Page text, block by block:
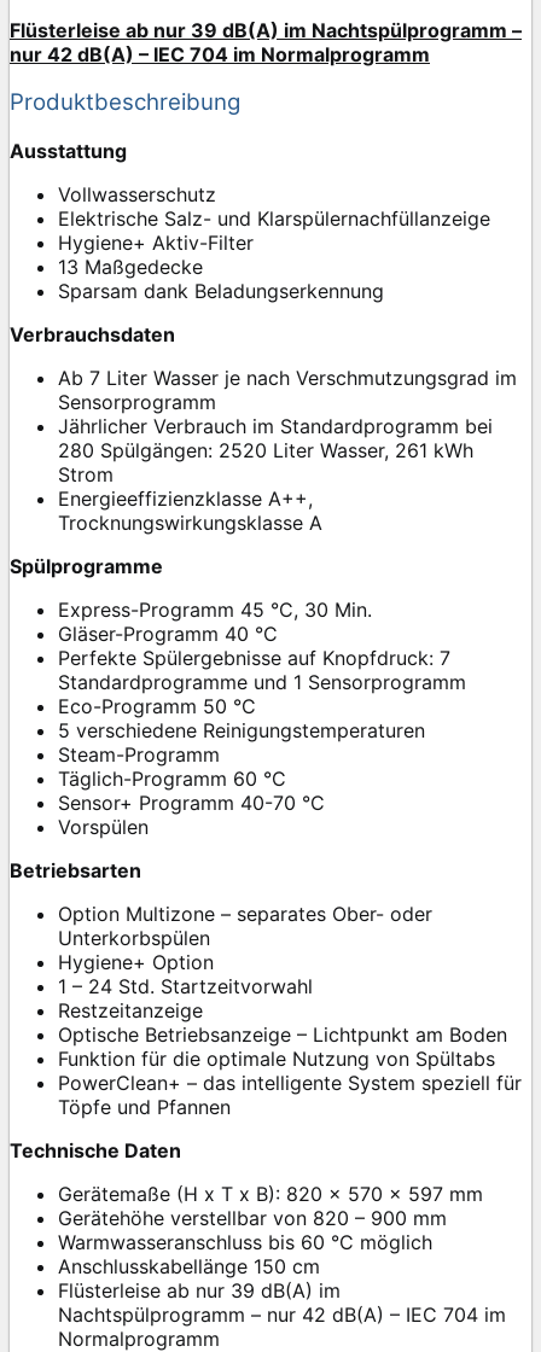
Flüsterleise ab nur 39 dB(A) im Nachtspülprogramm –
nur 42 dB(A) – IEC 704 im Normalprogramm
Produktbeschreibung
Ausstattung
Vollwasserschutz
Elektrische Salz- und Klarspülernachfüllanzeige
Hygiene+ Aktiv-Filter
13 Maßgedecke
Sparsam dank Beladungserkennung
Verbrauchsdaten
Ab 7 Liter Wasser je nach Verschmutzungsgrad im
Sensorprogramm
Jährlicher Verbrauch im Standardprogramm bei
280 Spülgängen: 2520 Liter Wasser, 261 kWh
Strom
Energieeffizienzklasse A++,
Trocknungswirkungsklasse A
Spülprogramme
Express-Programm 45 °C, 30 Min.
Gläser-Programm 40 °C
Perfekte Spülergebnisse auf Knopfdruck: 7
Standardprogramme und 1 Sensorprogramm
Eco-Programm 50 °C
5 verschiedene Reinigungstemperaturen
Steam-Programm
Täglich-Programm 60 °C
Sensor+ Programm 40-70 °C
Vorspülen
Betriebsarten
Option Multizone – separates Ober- oder
Unterkorbspülen
Hygiene+ Option
1 – 24 Std. Startzeitvorwahl
Restzeitanzeige
Optische Betriebsanzeige – Lichtpunkt am Boden
Funktion für die optimale Nutzung von Spültabs
PowerClean+ – das intelligente System speziell für
Töpfe und Pfannen
Technische Daten
Gerätemaße (H x T x B): 820 x 570 x 597 mm
Gerätehöhe verstellbar von 820 – 900 mm
Warmwasseranschluss bis 60 °C möglich
Anschlusskabellänge 150 cm
Flüsterleise ab nur 39 dB(A) im
Nachtspülprogramm – nur 42 dB(A) – IEC 704 im
Normalprogramm